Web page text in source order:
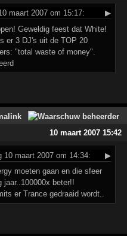
maart 2007 om 15:17:
▶
Geweldig feest dat White!
er 3 DJ's uit de TOP 20
"total waste of money".
10 maart 2007 15:42
10 maart 2007 om 14:34:
▶
moeten gaan en die sfeer
beter!!
er Trance gedraaid wordt..